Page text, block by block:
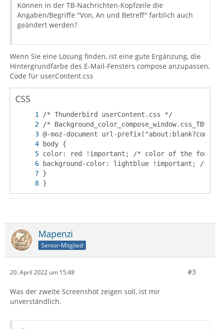
Können in der TB-Nachrichten-Kopfzeile die
Angaben/Begriffe "Von, An und Betreff" farblich auch
geändert werden?
Wenn Sie eine Lösung finden, ist eine gute Ergänzung, die
Hintergrundfarbe des E-Mail-Fensters compose anzupassen,
Code für userContent.css
CSS
}
Mapenzi
Senior-Mitglied
20. April 2022 um 15:48 #3
Was der zweite Screenshot zeigen soll, ist mir
unverständlich.